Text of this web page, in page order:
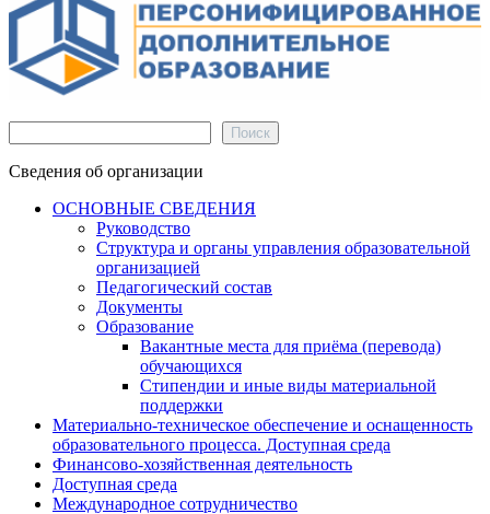
Поиск
Сведения об организации
ОСНОВНЫЕ СВЕДЕНИЯ
Руководство
Структура и органы управления образовательной
организацией
Педагогический состав
Документы
Образование
Вакантные места для приёма (перевода)
обучающихся
Стипендии и иные виды материальной
поддержки
Материально-техническое обеспечение и оснащенность
образовательного процесса. Доступная среда
Финансово-хозяйственная деятельность
Доступная среда
Международное сотрудничество